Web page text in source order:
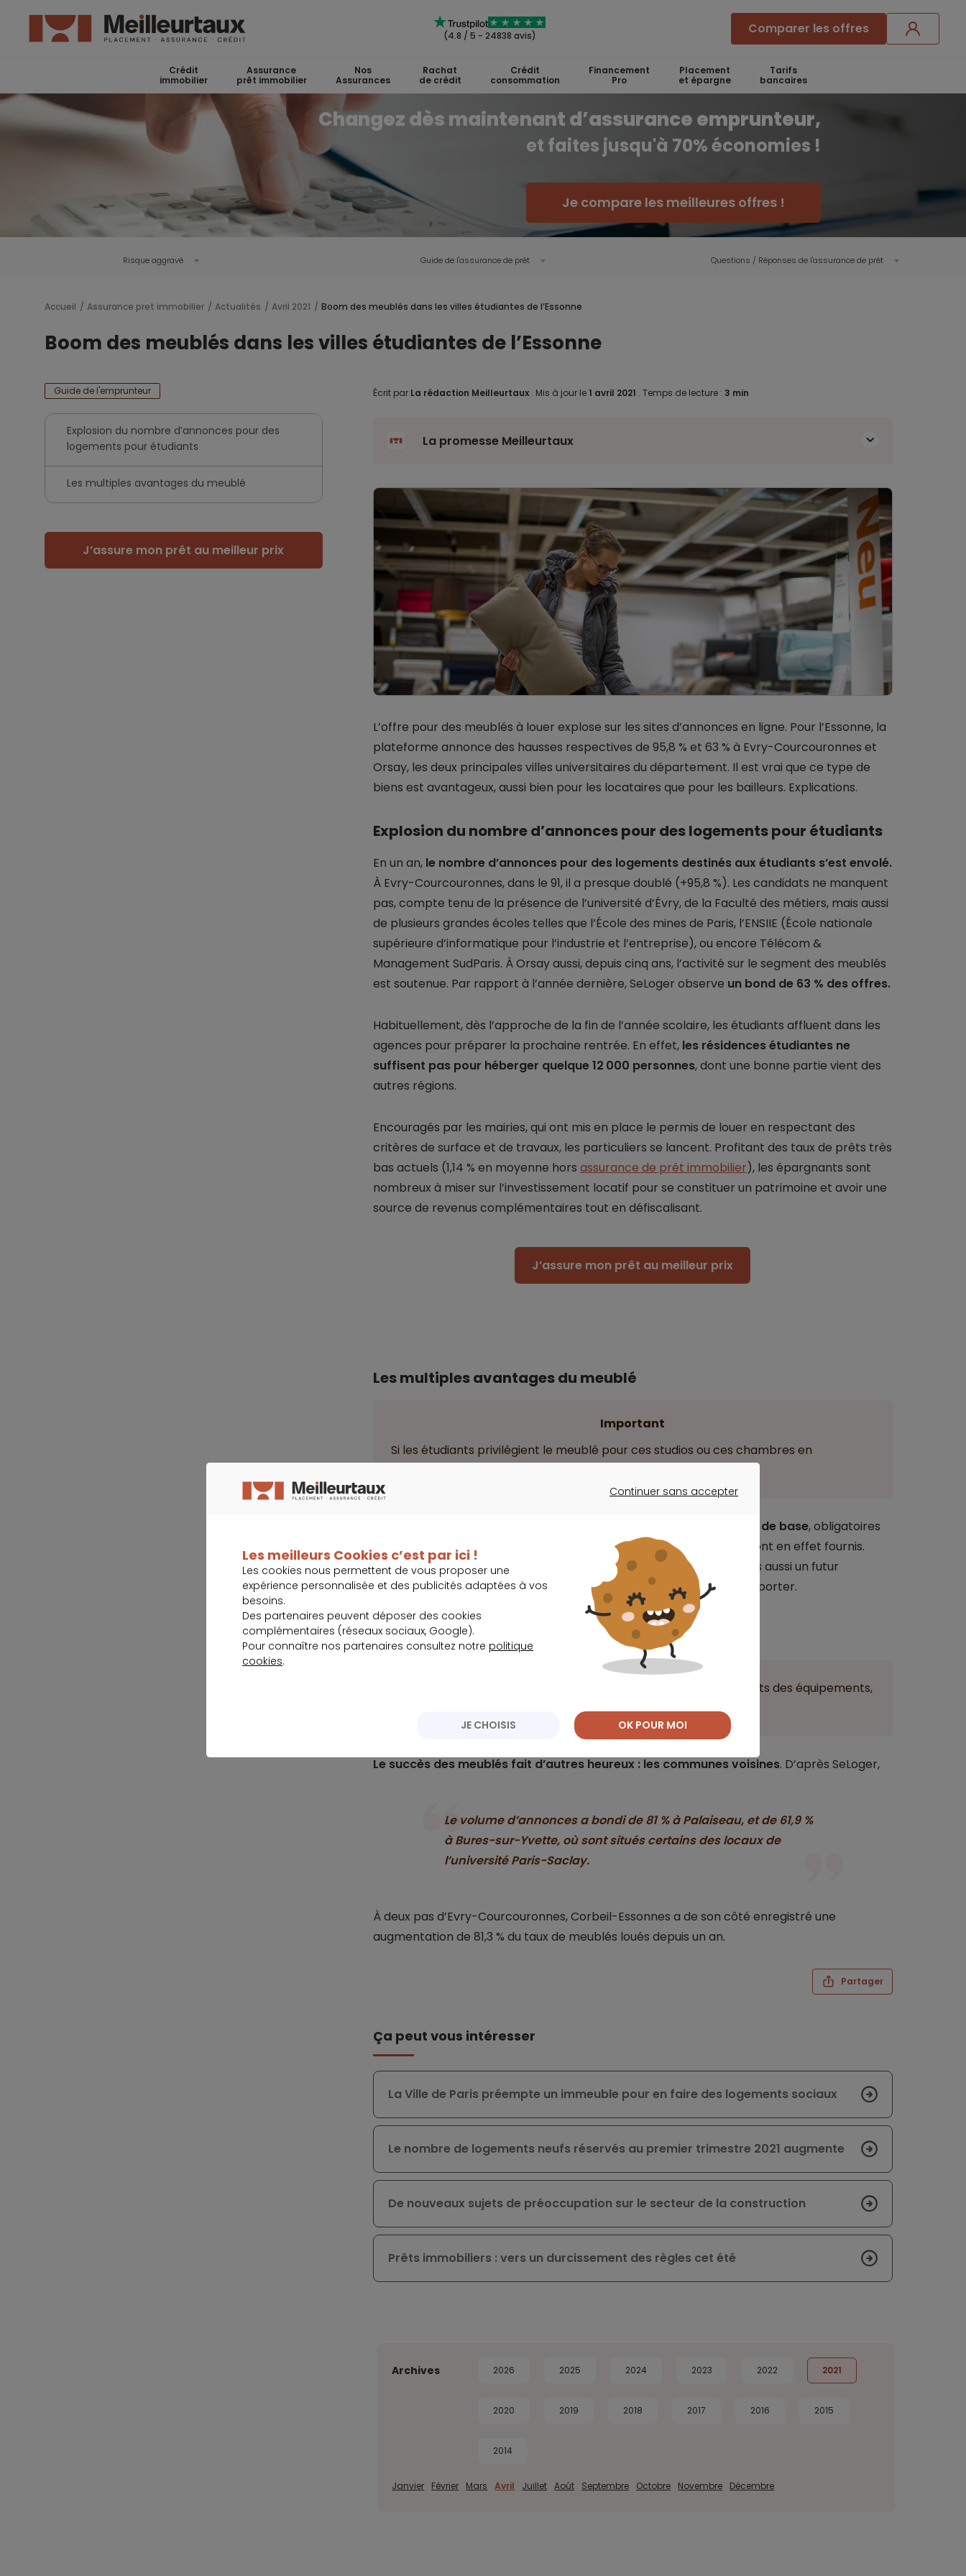
(4.8 / 5 - 24838 avis) Comparer les offres
Crédit
immobilier
Assurance
prêt immobilier
Nos
Assurances
Rachat
de crédit
Crédit
consommation
Financement
Pro
Placement
et épargne
Tarifs
bancaires
Changez dès maintenant d’assurance emprunteur,
et faites jusqu'à 70% économies !
Je compare les meilleures offres !
Risque aggravé Guide de l'assurance de prêt Questions / Réponses de l'assurance de prêt
Accueil Assurance pret immobilier Actualités Avril 2021 Boom des meublés dans les villes étudiantes de l’Essonne
Boom des meublés dans les villes étudiantes de l’Essonne
Guide de l'emprunteur
Explosion du nombre d’annonces pour des
logements pour étudiants
Les multiples avantages du meublé
J’assure mon prêt au meilleur prix
Écrit par La rédaction Meilleurtaux . Mis à jour le 1 avril 2021 . Temps de lecture : 3 min
La promesse Meilleurtaux
L’offre pour des meublés à louer explose sur les sites d’annonces en ligne. Pour l’Essonne, la
plateforme annonce des hausses respectives de 95,8 % et 63 % à Evry-Courcouronnes et
Orsay, les deux principales villes universitaires du département. Il est vrai que ce type de
biens est avantageux, aussi bien pour les locataires que pour les bailleurs. Explications.
Explosion du nombre d’annonces pour des logements pour étudiants
En un an, le nombre d’annonces pour des logements destinés aux étudiants s’est envolé.
À Evry-Courcouronnes, dans le 91, il a presque doublé (+95,8 %). Les candidats ne manquent
pas, compte tenu de la présence de l’université d’Évry, de la Faculté des métiers, mais aussi
de plusieurs grandes écoles telles que l’École des mines de Paris, l’ENSIIE (École nationale
supérieure d’informatique pour l’industrie et l’entreprise), ou encore Télécom &
Management SudParis. À Orsay aussi, depuis cinq ans, l’activité sur le segment des meublés
est soutenue. Par rapport à l’année dernière, SeLoger observe un bond de 63 % des offres.
Habituellement, dès l’approche de la fin de l’année scolaire, les étudiants affluent dans les
agences pour préparer la prochaine rentrée. En effet, les résidences étudiantes ne
suffisent pas pour héberger quelque 12 000 personnes, dont une bonne partie vient des
autres régions.
Encouragés par les mairies, qui ont mis en place le permis de louer en respectant des
critères de surface et de travaux, les particuliers se lancent. Profitant des taux de prêts très
bas actuels (1,14 % en moyenne hors assurance de prêt immobilier), les épargnants sont
nombreux à miser sur l’investissement locatif pour se constituer un patrimoine et avoir une
source de revenus complémentaires tout en défiscalisant.
J’assure mon prêt au meilleur prix
Les multiples avantages du meublé
Important
Si les étudiants privilégient le meublé pour ces studios ou ces chambres en
Ils n’ont plus qu’à s’installer puisqu’ils disposent des équipements de base, obligatoires
pour ce type de formule : lit, table, chaises, réfrigérateur, vaisselle, sont en effet fournis.
Cela limite les dépenses au départ et facilite l’emménagement, mais aussi un futur
déménagement, sans gros mobilier et appareils encombrants à emporter.
Les propriétaires ont droit quant à eux à une fiscalité avantageuse :
ils peuvent déduire divers frais de leur impôt (frais de notaire, coûts des équipements,
Le succès des meublés fait d’autres heureux : les communes voisines. D’après SeLoger,
Le volume d’annonces a bondi de 81 % à Palaiseau, et de 61,9 %
à Bures-sur-Yvette, où sont situés certains des locaux de
l’université Paris-Saclay.
À deux pas d’Evry-Courcouronnes, Corbeil-Essonnes a de son côté enregistré une
augmentation de 81,3 % du taux de meublés loués depuis un an.
Partager
Ça peut vous intéresser
La Ville de Paris préempte un immeuble pour en faire des logements sociaux
Le nombre de logements neufs réservés au premier trimestre 2021 augmente
De nouveaux sujets de préoccupation sur le secteur de la construction
Prêts immobiliers : vers un durcissement des règles cet été
Archives 2026 2025 2024 2023 2022 2021
2020 2019 2018 2017 2016 2015
2014
Janvier Février Mars Avril Juillet Août Septembre Octobre Novembre Décembre
Continuer sans accepter
Les meilleurs Cookies c’est par ici !
Les cookies nous permettent de vous proposer une
expérience personnalisée et des publicités adaptées à vos
besoins.
Des partenaires peuvent déposer des cookies
complémentaires (réseaux sociaux, Google).
Pour connaître nos partenaires consultez notre politique
cookies.
JE CHOISIS OK POUR MOI